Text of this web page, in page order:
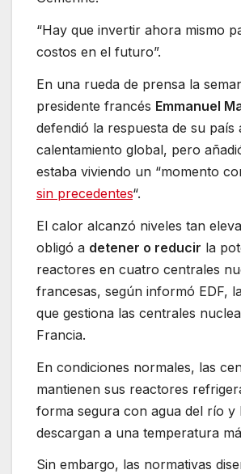
“Hay que invertir ahora mismo
costos en el futuro”.
En una rueda de prensa la
presidente francés Emmanuel
defendió la respuesta de su país
calentamiento global, pero
estaba viviendo un “momento
sin precedentes“.
El calor alcanzó niveles tan
obligó a detener o reducir la
reactores en cuatro centrales
francesas, según informó EDF,
que gestiona las centrales
Francia.
En condiciones normales, las
mantienen sus reactores
forma segura con agua del río y
descargan a una temperatura
Sin embargo, las normativas